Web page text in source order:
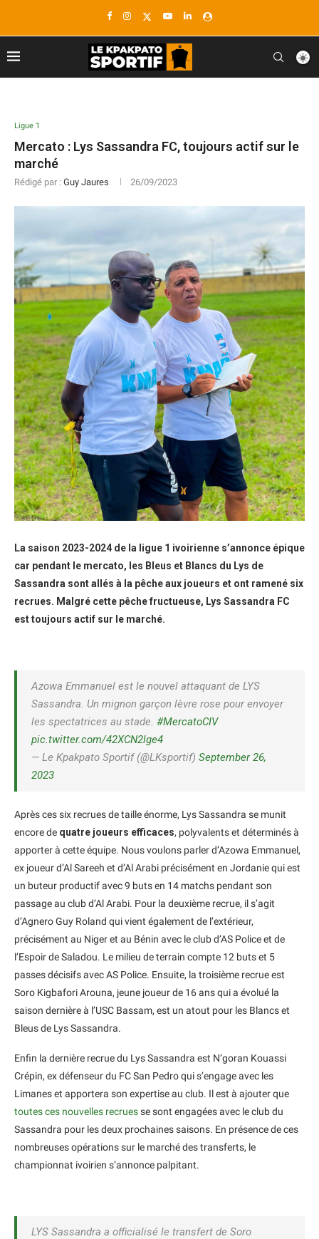
Ligue 1
Mercato : Lys Sassandra FC, toujours actif sur le
marché
Rédigé par : Guy Jaures 26/09/2023
La saison 2023-2024 de la ligue 1 ivoirienne s’annonce épique
car pendant le mercato, les Bleus et Blancs du Lys de
Sassandra sont allés à la pêche aux joueurs et ont ramené six
recrues. Malgré cette pêche fructueuse, Lys Sassandra FC
est toujours actif sur le marché.
Azowa Emmanuel est le nouvel attaquant de LYS
Sassandra. Un mignon garçon lèvre rose pour envoyer
les spectatrices au stade. #MercatoCIV
pic.twitter.com/42XCN2lge4
— Le Kpakpato Sportif (@LKsportif) September 26,
2023
Après ces six recrues de taille énorme, Lys Sassandra se munit
encore de quatre joueurs efficaces, polyvalents et déterminés à
apporter à cette équipe. Nous voulons parler d’Azowa Emmanuel,
ex joueur d’Al Sareeh et d’Al Arabi précisément en Jordanie qui est
un buteur productif avec 9 buts en 14 matchs pendant son
passage au club d’Al Arabi. Pour la deuxième recrue, il s’agit
d’Agnero Guy Roland qui vient également de l’extérieur,
précisément au Niger et au Bénin avec le club d’AS Police et de
l’Espoir de Saladou. Le milieu de terrain compte 12 buts et 5
passes décisifs avec AS Police. Ensuite, la troisième recrue est
Soro Kigbafori Arouna, jeune joueur de 16 ans qui a évolué la
saison dernière à l’USC Bassam, est un atout pour les Blancs et
Bleus de Lys Sassandra.
Enfin la dernière recrue du Lys Sassandra est N’goran Kouassi
Crépin, ex défenseur du FC San Pedro qui s’engage avec les
Limanes et apportera son expertise au club. Il est à ajouter que
toutes ces nouvelles recruesse sont engagées avec le club du
Sassandra pour les deux prochaines saisons. En présence de ces
nombreuses opérations sur le marché des transferts, le
championnat ivoirien s’annonce palpitant.
LYS Sassandra a officialisé le transfert de Soro